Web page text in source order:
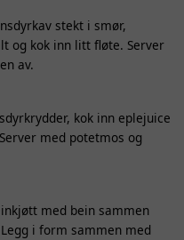
stekt i smør,
og kok inn litt fløte. Server
av.
kok inn eplejuice
med potetmos og
med bein sammen
i form sammen med